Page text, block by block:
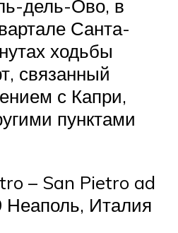
дель-Ово, в
Санта-
ходьбы
связанный
с Капри,
пунктами
– San Pietro ad
Италия